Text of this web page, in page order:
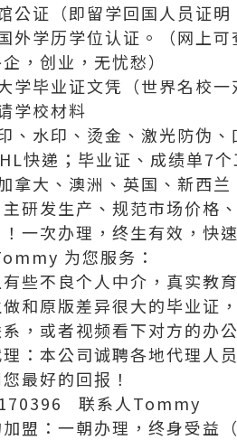
公证（即留学回国人员证
外学历学位认证。（网上
，创业，无忧愁）
学毕业证文凭（世界名校一
学校材料
、水印、烫金、激光防伪
快递；毕业证、成绩单7
拿大、澳洲、英国、新西兰
主研发生产、规范市场价
一次办理，终生有效，快
为您服务：
些不良个人中介，真实教
和原版差异很大的毕业证
，或者视频看下对方的办
：本公司诚聘各地代理人
最好的回报！
联系人Tommy
盟：一朝办理，终身受益（